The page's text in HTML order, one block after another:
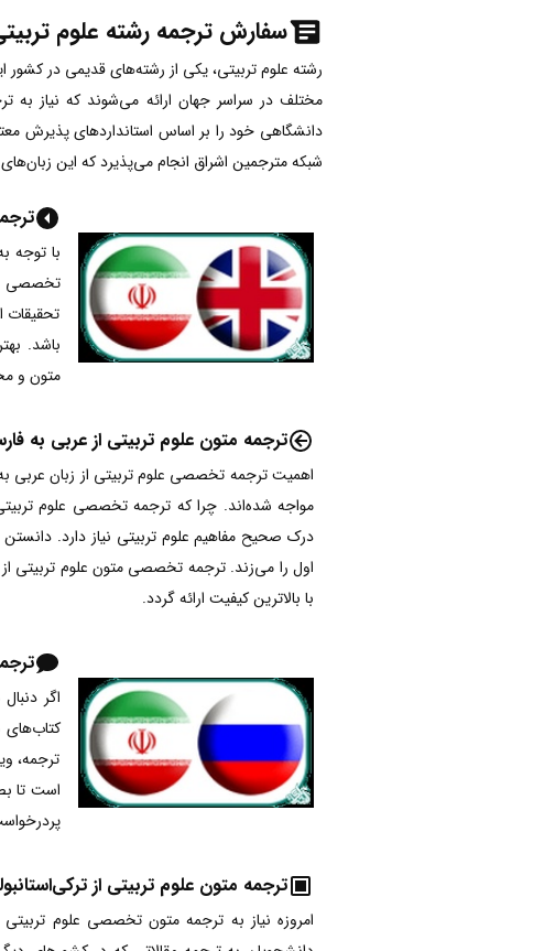
سفارش ترجمه رشته علوم
رشته علوم تربیتی، یکی از رشته‌های قدیمی در
مختلف در سراسر جهان ارائه می‌شوند که نیاز
دانشگاهی خود را بر اساس استانداردهای پذیرش
شبکه مترجمین اشراق انجام می‌پذیرد که این زبان‌های
با توجه
تخصصی و
تحقیقات
باشد.
متون و
ترجمه متون علوم تربیتی از عربی به
اهمیت ترجمه تخصصی علوم تربیتی از زبان عربی
مواجه شده‌اند. چرا که ترجمه تخصصی علوم
درک صحیح مفاهیم علوم تربیتی نیاز دارد.
اول را می‌زند. ترجمه تخصصی متون علوم تربیتی
با بالاترین کیفیت ارائه گردد.
اگر
ترجمه،
است تا
ترجمه متون علوم تربیتی از
امروزه نیاز به ترجمه متون تخصصی علوم